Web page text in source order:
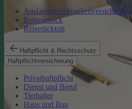
Auslandsreisekrankenversicherung
Reisegepäck
Reiserücktritt
Haftpflicht & Rechtsschutz
Haftpflichtversicherung
Privathaftpflicht
Dienst und Beruf
Tierhalter
Haus und Bau